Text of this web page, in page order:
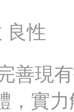
良性
善現
，實